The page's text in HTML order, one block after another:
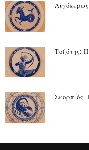
Τοξότης:
Σκορπιός: